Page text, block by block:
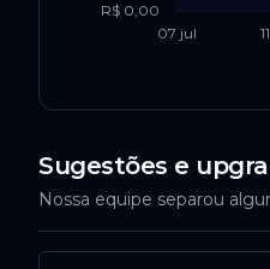
07 jul
R$ 0,00
Sugestões e
Nossa equipe separou